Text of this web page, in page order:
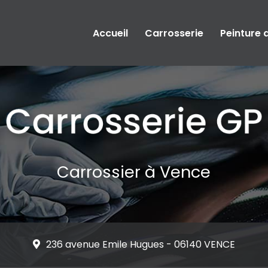
Accueil
Carrosserie Peinture
Carrossier à Vence
236 avenue Emile Hugues - 06140 VENCE